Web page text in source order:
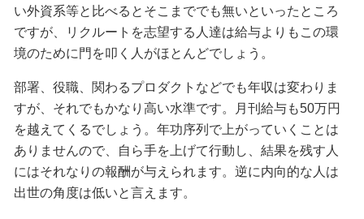
い外資系等と比べるとそこまででも無いといったところ
ですが、リクルートを志望する人達は給与よりもこの環
境のために門を叩く人がほとんどでしょう。
部署、役職、関わるプロダクトなどでも年収は変わりま
すが、それでもかなり高い水準です。月刊給与も50万円
を越えてくるでしょう。年功序列で上がっていくことは
ありませんので、自ら手を上げて行動し、結果を残す人
にはそれなりの報酬が与えられます。逆に内向的な人は
出世の角度は低いと言えます。